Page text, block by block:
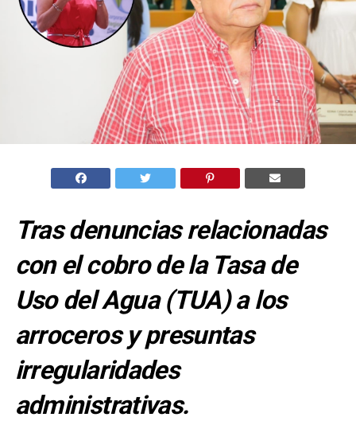
Tras denuncias relacionadas
con el cobro de la Tasa de
Uso del Agua (TUA) a los
arroceros y presuntas
irregularidades
administrativas.